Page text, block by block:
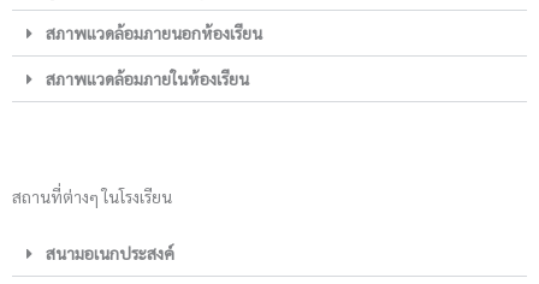
สภาพแวดล้อมภายนอกห้องเรียน
สภาพแวดล้อมภายในห้องเรียน
สถานที่ต่างๆ ในโรงเรียน
สนามอเนกประสงค์